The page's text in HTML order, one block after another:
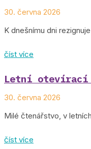
30. června 2026
K dnešnímu dni
číst více
Letní otevírací
30. června 2026
Milé čtenářstvo, v
číst více